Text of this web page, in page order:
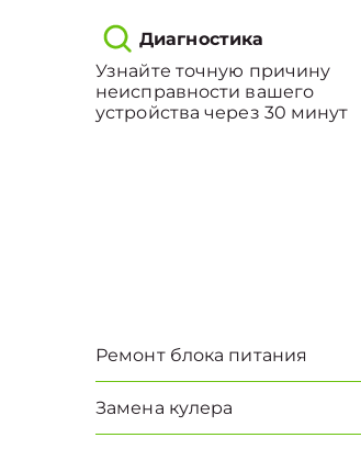
Диагностика
Узнайте точную причину
неисправности вашего
устройства через 30 минут
Ремонт блока питания
Замена кулера